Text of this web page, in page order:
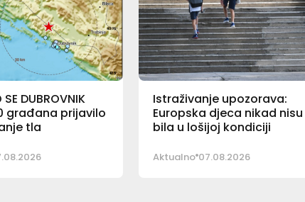
SE DUBROVNIK
građana prijavilo
tla
Istraživanje upozorava:
Europska djeca nikad nisu
bila u lošijoj kondiciji
Aktualno 07.08.2026